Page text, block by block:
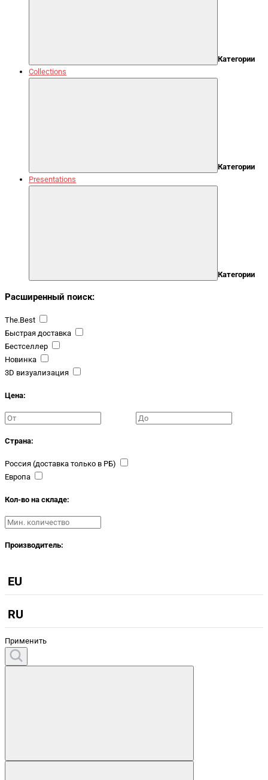
Категории
Collections
Категории
Presentations
Категории
Расширенный поиск:
The.Best
Быстрая доставка
Бестселлер
Новинка
3D визуализация
Цена:
Страна:
Россия (доставка только в РБ)
Европа
Кол-во на складе:
Производитель:
EU
RU
Применить